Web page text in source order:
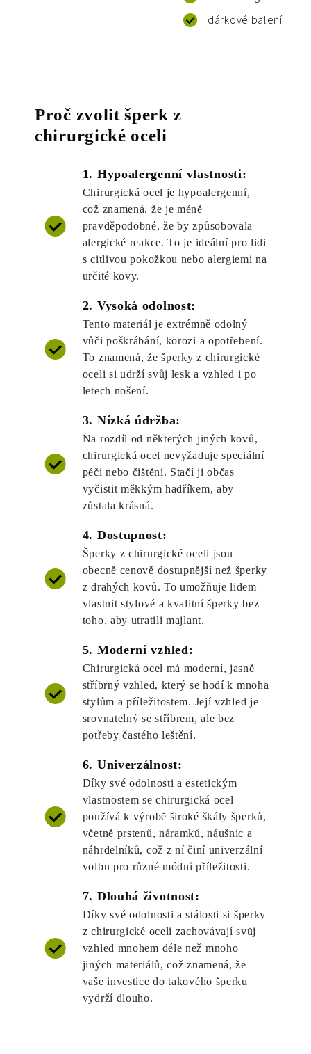
dárkové balení
Proč zvolit šperk z
chirurgické oceli
1. Hypoalergenní vlastnosti:
Chirurgická ocel je hypoalergenní,
což znamená, že je méně
pravděpodobné, že by způsobovala
alergické reakce. To je ideální pro lidi
s citlivou pokožkou nebo alergiemi na
určité kovy.
2. Vysoká odolnost:
Tento materiál je extrémně odolný
vůči poškrábání, korozi a opotřebení.
To znamená, že šperky z chirurgické
oceli si udrží svůj lesk a vzhled i po
letech nošení.
3. Nízká údržba:
Na rozdíl od některých jiných kovů,
chirurgická ocel nevyžaduje speciální
péči nebo čištění. Stačí ji občas
vyčistit měkkým hadříkem, aby
zůstala krásná.
4. Dostupnost:
Šperky z chirurgické oceli jsou
obecně cenově dostupnější než šperky
z drahých kovů. To umožňuje lidem
vlastnit stylové a kvalitní šperky bez
toho, aby utratili majlant.
5. Moderní vzhled:
Chirurgická ocel má moderní, jasně
stříbrný vzhled, který se hodí k mnoha
stylům a příležitostem. Její vzhled je
srovnatelný se stříbrem, ale bez
potřeby častého leštění.
6. Univerzálnost:
Díky své odolnosti a estetickým
vlastnostem se chirurgická ocel
používá k výrobě široké škály šperků,
včetně prstenů, náramků, náušnic a
náhrdelníků, což z ní činí univerzální
volbu pro různé módní příležitosti.
7. Dlouhá životnost:
Díky své odolnosti a stálosti si šperky
z chirurgické oceli zachovávají svůj
vzhled mnohem déle než mnoho
jiných materiálů, což znamená, že
vaše investice do takového šperku
vydrží dlouho.